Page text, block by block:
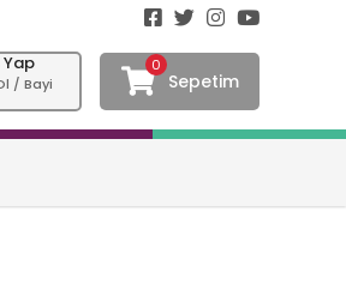
Yap
/ Bayi
0
Sepetim